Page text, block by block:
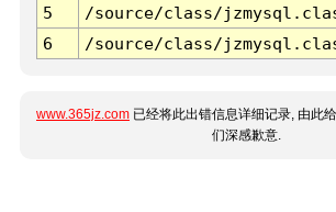
5
/source/class/
6
/source/class/
www.365jz.com 已经将此出错信息详细记录, 由此
们深感歉意.